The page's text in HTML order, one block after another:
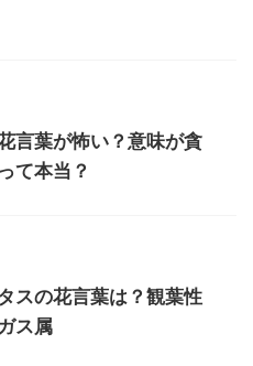
言葉が怖い？意味が貪
て本当？
スの花言葉は？観葉性
ス属